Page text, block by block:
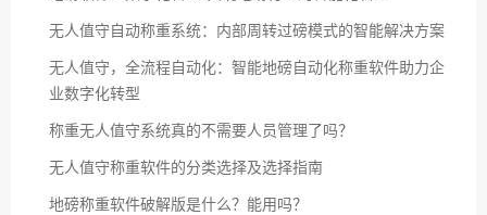
无人值守自动称重系统：内部周转过磅模式的智能解决方案
无人值守，全流程自动化：智能地磅自动化称重软件助力企
业数字化转型
称重无人值守系统真的不需要人员管理了吗？
无人值守称重软件的分类选择及选择指南
地磅称重软件破解版是什么？能用吗？